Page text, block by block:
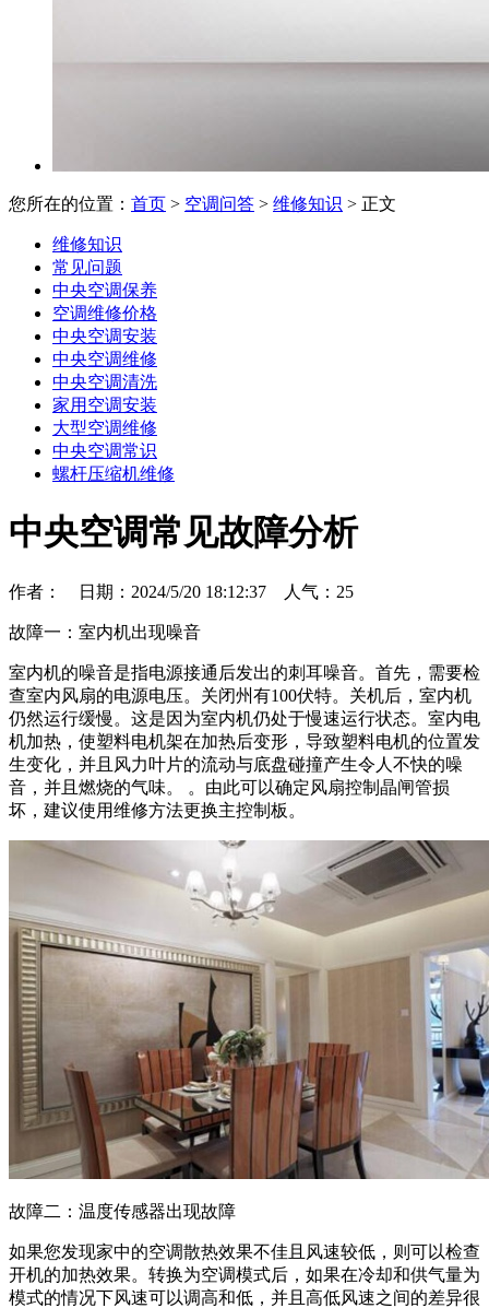
您所在的位置： 首页 > 空调问答 > 维修知识 > 正文
维修知识
常见问题
中央空调保养
空调维修价格
中央空调安装
中央空调维修
中央空调清洗
家用空调安装
大型空调维修
中央空调常识
螺杆压缩机维修
中央空调常见故障分析
作者： 日期：2024/5/20 18:12:37 人气： 25
故障一：室内机出现噪音
室内机的噪音是指电源接通后发出的刺耳噪音。首先，需要检
查室内风扇的电源电压。关闭州有100伏特。关机后，室内机
仍然运行缓慢。这是因为室内机仍处于慢速运行状态。室内电
机加热，使塑料电机架在加热后变形，导致塑料电机的位置发
生变化，并且风力叶片的流动与底盘碰撞产生令人不快的噪
音，并且燃烧的气味。 。由此可以确定风扇控制晶闸管损
坏，建议使用维修方法更换主控制板。
故障二：温度传感器出现故障
如果您发现家中的空调散热效果不佳且风速较低，则可以检查
开机的加热效果。转换为空调模式后，如果在冷却和供气量为
模式的情况下风速可以调高和低，并且高低风速之间的差异很